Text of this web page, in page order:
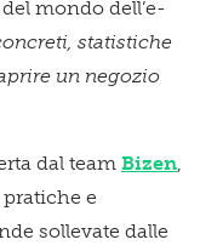
mondo dell’e-
statistiche
un negozio
dal team Bizen
e
sollevate dalle